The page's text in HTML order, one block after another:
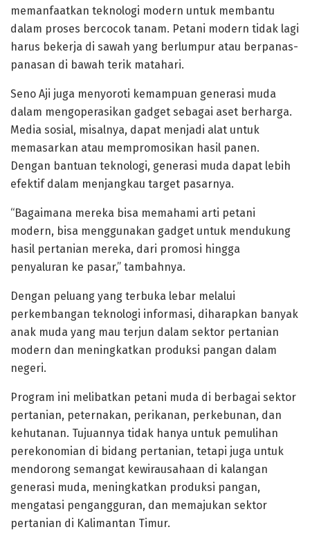
memanfaatkan teknologi modern untuk membantu
dalam proses bercocok tanam. Petani modern tidak lagi
harus bekerja di sawah yang berlumpur atau berpanas-
panasan di bawah terik matahari.
Seno Aji juga menyoroti kemampuan generasi muda
dalam mengoperasikan gadget sebagai aset berharga.
Media sosial, misalnya, dapat menjadi alat untuk
memasarkan atau mempromosikan hasil panen.
Dengan bantuan teknologi, generasi muda dapat lebih
efektif dalam menjangkau target pasarnya.
“Bagaimana mereka bisa memahami arti petani
modern, bisa menggunakan gadget untuk mendukung
hasil pertanian mereka, dari promosi hingga
penyaluran ke pasar,” tambahnya.
Dengan peluang yang terbuka lebar melalui
perkembangan teknologi informasi, diharapkan banyak
anak muda yang mau terjun dalam sektor pertanian
modern dan meningkatkan produksi pangan dalam
negeri.
Program ini melibatkan petani muda di berbagai sektor
pertanian, peternakan, perikanan, perkebunan, dan
kehutanan. Tujuannya tidak hanya untuk pemulihan
perekonomian di bidang pertanian, tetapi juga untuk
mendorong semangat kewirausahaan di kalangan
generasi muda, meningkatkan produksi pangan,
mengatasi pengangguran, dan memajukan sektor
pertanian di Kalimantan Timur.